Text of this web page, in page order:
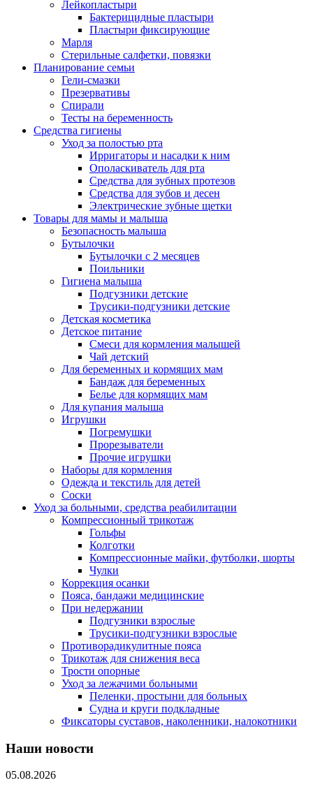
Лейкопластыри
Бактерицидные пластыри
Пластыри фиксирующие
Марля
Стерильные салфетки, повязки
Планирование семьи
Гели-смазки
Презервативы
Спирали
Тесты на беременность
Средства гигиены
Уход за полостью рта
Ирригаторы и насадки к ним
Ополаскиватель для рта
Средства для зубных протезов
Средства для зубов и десен
Электрические зубные щетки
Товары для мамы и малыша
Безопасность малыша
Бутылочки
Бутылочки с 2 месяцев
Поильники
Гигиена малыша
Подгузники детские
Трусики-подгузники детские
Детская косметика
Детское питание
Смеси для кормления малышей
Чай детский
Для беременных и кормящих мам
Бандаж для беременных
Белье для кормящих мам
Для купания малыша
Игрушки
Погремушки
Прорезыватели
Прочие игрушки
Наборы для кормления
Одежда и текстиль для детей
Соски
Уход за больными, средства реабилитации
Компрессионный трикотаж
Гольфы
Колготки
Компрессионные майки, футболки, шорты
Чулки
Коррекция осанки
Пояса, бандажи медицинские
При недержании
Подгузники взрослые
Трусики-подгузники взрослые
Противорадикулитные пояса
Трикотаж для снижения веса
Трости опорные
Уход за лежачими больными
Пеленки, простыни для больных
Судна и круги подкладные
Фиксаторы суставов, наколенники, налокотники
Наши новости
05.08.2026